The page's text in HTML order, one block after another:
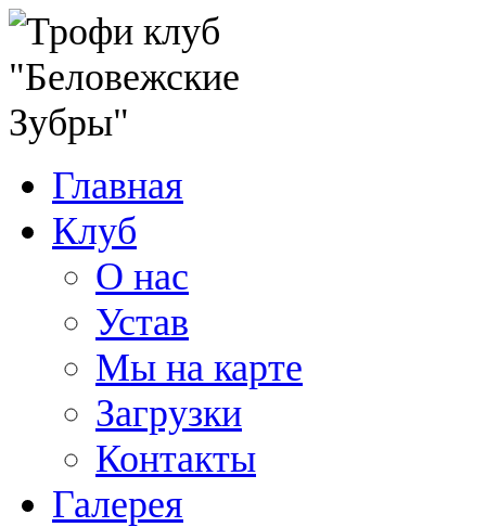
Главная
Клуб
О нас
Устав
Мы на карте
Загрузки
Контакты
Галерея